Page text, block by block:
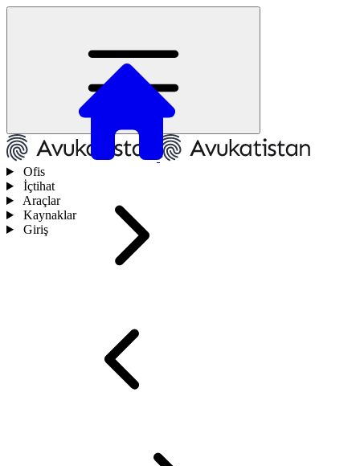
Ofis
İçtihat
Araçlar
Kaynaklar
Giriş